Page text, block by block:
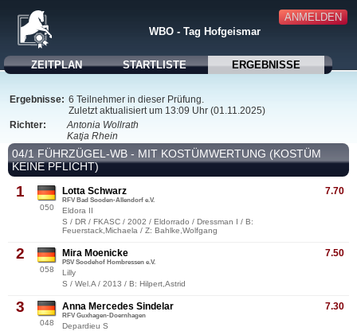
ANMELDEN
WBO - Tag Hofgeismar
ZEITPLAN STARTLISTE ERGEBNISSE
Ergebnisse: 6 Teilnehmer in dieser Prüfung.
Zuletzt aktualisiert um 13:09 Uhr (01.11.2025)
Richter:
Antonia Wollrath
Katja Rhein
04/1 FÜHRZÜGEL-WB - MIT KOSTÜMWERTUNG (KOSTÜM
KEINE PFLICHT)
1
050
7.70
Lotta Schwarz
RFV Bad Sooden-Allendorf e.V.
Eldora II
S / DR / FKASC / 2002 / Eldorrado / Dressman I / B:
Feuerstack,Michaela / Z: Bahlke,Wolfgang
2
058
7.50
Mira Moenicke
PSV Soodehof Hombressen e.V.
Lilly
S / Wel.A / 2013 / B: Hilpert,Astrid
3
048
7.30
Anna Mercedes Sindelar
RFV Guxhagen-Doernhagen
Depardieu S